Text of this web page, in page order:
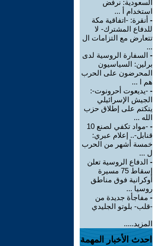
السعودية: نرفض
استخدام أ ...
- أنقرة: -اتفاقية مكة
للدفاع المشترك- لا
تتعارض مع التزامات ال
...
- السفارة الروسية لدى
برلين: السياسيون
المحرضون على الحرب
هم ا ...
- -يديعوت أحرونوت-:
الجيش الإسرائيلي
يتكتم على إطلاق حزب
الله ...
-
-مواد تكفي لصنع 10
قنابل-.. إعلام عبري:
خمسة أشهر من الحرب
ل ...
- الدفاع الروسية تعلن
إسقاط 75 مسيرة
أوكرانية فوق مناطق
روسيا ...
- مفاجأة جديدة من
-قلب- بلوتو الجليدي
المزيد.....
احدث الأخبار المهمة